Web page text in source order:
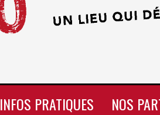
INFOS PRATIQUES NOS